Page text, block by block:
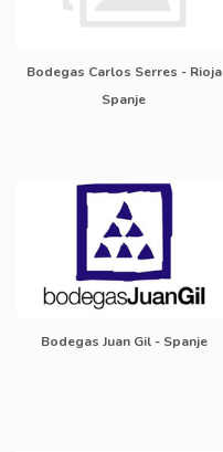
Bodegas Carlos Serres - Rioja
Spanje
Bodegas Juan Gil - Spanje